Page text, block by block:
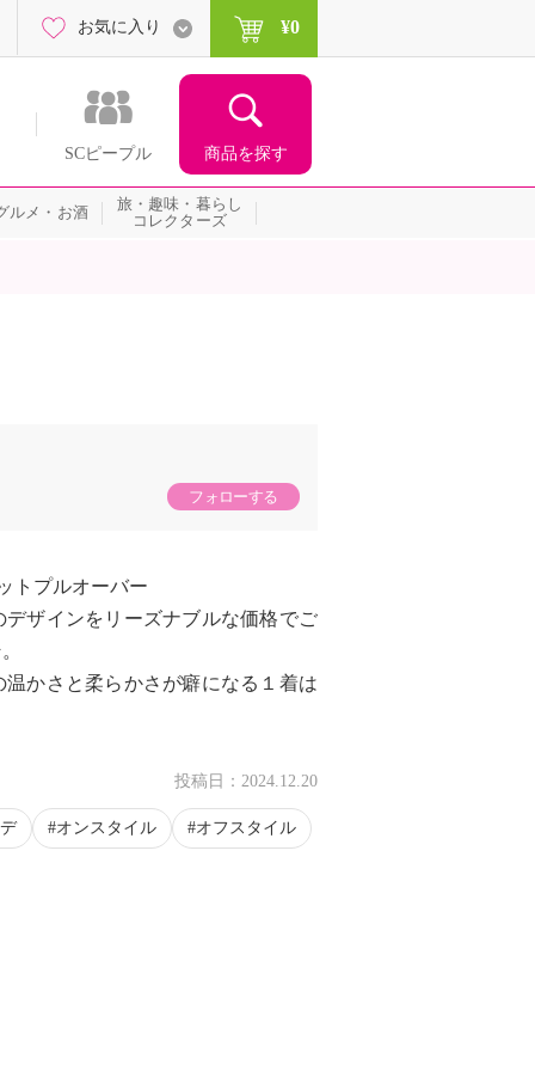
SCピープル 商品を探す
お気に入り ¥0
ルメ・お酒
旅・趣味・暮らし
コレクターズ
フォローする
トプルオーバー
ザインをリーズナブルな価格でご
かさと柔らかさが癖になる１着は
投稿日： 2024.12.20
オンスタイル オフスタイル